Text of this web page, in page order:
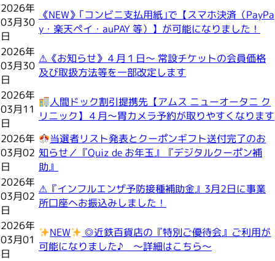
2026年
03月30
日
《NEW》｢コンビニ支払用紙｣で【スマホ決済（PayPa
y・楽天ペイ・auPAY 等）】が可能になりました！
2026年
03月30
日
⚠《お知らせ》４月１日～ 常設チケットの会員価格
及び取扱方法等を一部改定します
2026年
03月11
日
人間ドック割引提携先【アムス ニューオータニ ク
リニック】４月～胃カメラ予約が取りやすくなります
2026年
03月02
日
当選者リスト発表とクーポンギフト送付完了のお
知らせ／『Quiz de お年玉』『デジタルクーポン補
助』
2026年
03月02
日
⚠『インフルエンザ予防接種補助金』3月2日に事業
所口座へお振込みしました！
2026年
03月01
日
NEW
◎近鉄百貨店の『特別ご優待会』ご利用が
可能になりました♪ ～詳細はこちら～